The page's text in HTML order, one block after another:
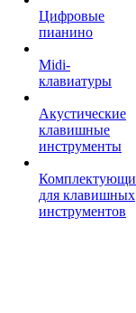
Цифровые
пианино
Midi-
клавиатуры
Акустические
клавишные
инструменты
для клавишных
инструментов